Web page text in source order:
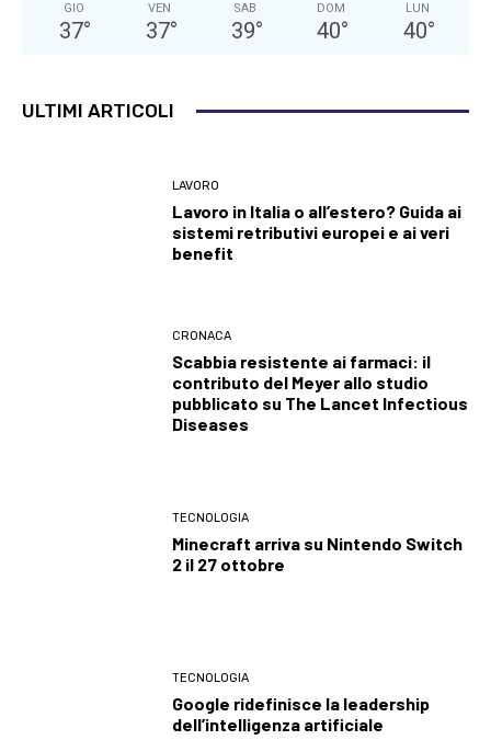
GIO
37°
VEN
37°
SAB
39°
DOM
40°
LUN
40°
ULTIMI ARTICOLI
LAVORO
Lavoro in Italia o all’estero? Guida ai
sistemi retributivi europei e ai veri
benefit
CRONACA
Scabbia resistente ai farmaci: il
contributo del Meyer allo studio
pubblicato su The Lancet Infectious
Diseases
TECNOLOGIA
Minecraft arriva su Nintendo Switch
2 il 27 ottobre
TECNOLOGIA
Google ridefinisce la leadership
dell’intelligenza artificiale